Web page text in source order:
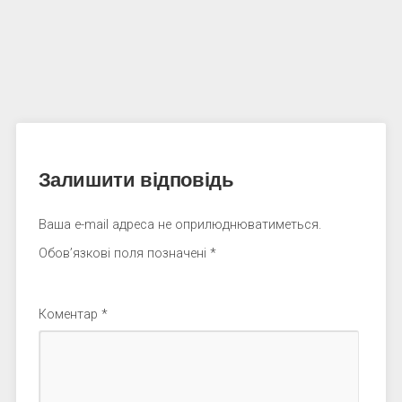
Залишити відповідь
Ваша e-mail адреса не оприлюднюватиметься.
Обов’язкові поля позначені *
Коментар *